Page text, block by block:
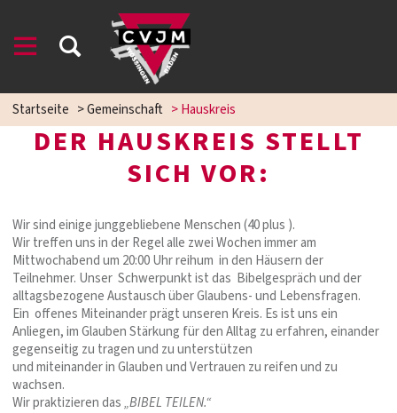
Startseite >Gemeinschaft >Hauskreis
DER HAUSKREIS STELLT
SICH VOR:
Wir sind einige junggebliebene Menschen (40 plus ).
Wir treffen uns in der Regel alle zwei Wochen immer am
Mittwochabend um 20:00 Uhr reihum in den Häusern der
Teilnehmer. Unser Schwerpunkt ist das Bibelgespräch und der
alltagsbezogene Austausch über Glaubens- und Lebensfragen.
Ein offenes Miteinander prägt unseren Kreis. Es ist uns ein
Anliegen, im Glauben Stärkung für den Alltag zu erfahren, einander
gegenseitig zu tragen und zu unterstützen
und miteinander in Glauben und Vertrauen zu reifen und zu
wachsen.
Wir praktizieren das„BIBEL TEILEN.“